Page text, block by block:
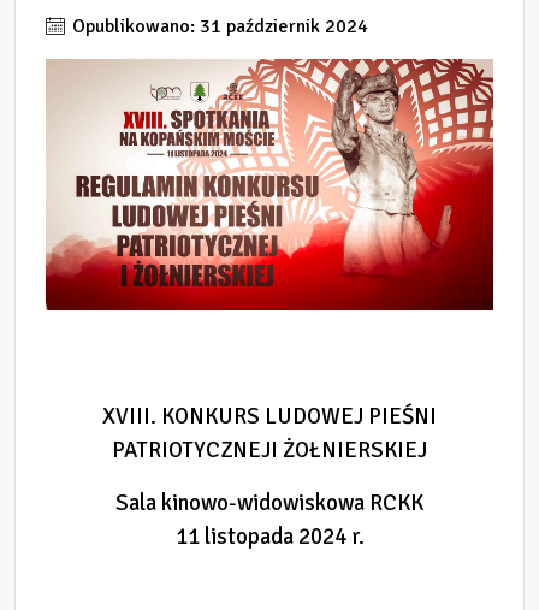
Opublikowano: 31 październik 2024
XVIII. KONKURS LUDOWEJ PIEŚNI
PATRIOTYCZNEJI ŻOŁNIERSKIEJ
Sala kinowo-widowiskowa RCKK
11 listopada 2024 r.